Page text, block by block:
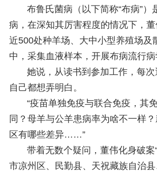
布鲁氏菌病（以下简称“布病”）
病，在深知其厉害程度的情况下，
近500处种羊场、大中小型养殖场及
中，采集血液样本，开展布病流行病
她说，从读书到参加工作，每次
自己都想弄明白。
“疫苗单独免疫与联合免疫，其
同？母羊与公羊患病率为啥不一样
区有哪些差异……”
带着无数个疑问，董伟化身破案
市凉州区、民勤县、天祝藏族自治